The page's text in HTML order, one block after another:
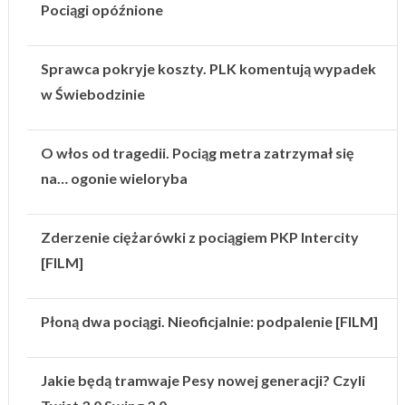
Pociągi opóźnione
Sprawca pokryje koszty. PLK komentują wypadek
w Świebodzinie
O włos od tragedii. Pociąg metra zatrzymał się
na… ogonie wieloryba
Zderzenie ciężarówki z pociągiem PKP Intercity
[FILM]
Płoną dwa pociągi. Nieoficjalnie: podpalenie [FILM]
Jakie będą tramwaje Pesy nowej generacji? Czyli